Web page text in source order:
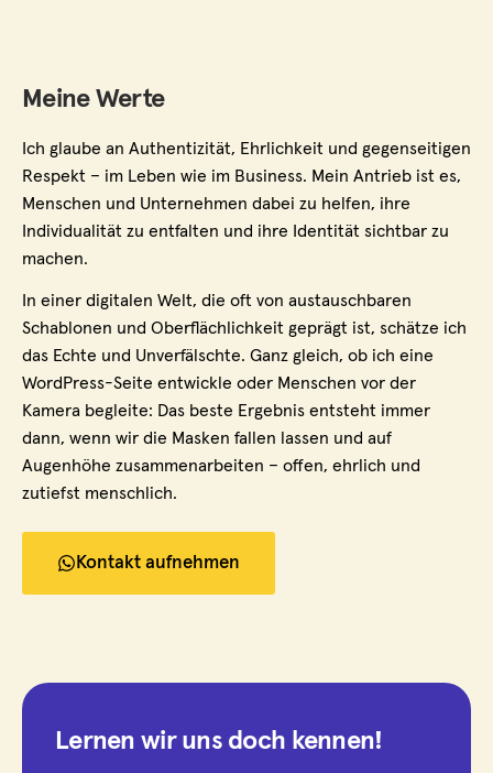
Meine Werte
Ich glaube an Authentizität, Ehrlichkeit und gegenseitigen
Respekt – im Leben wie im Business. Mein Antrieb ist es,
Menschen und Unternehmen dabei zu helfen, ihre
Individualität zu entfalten und ihre Identität sichtbar zu
machen.
In einer digitalen Welt, die oft von austauschbaren
Schablonen und Oberflächlichkeit geprägt ist, schätze ich
das Echte und Unverfälschte. Ganz gleich, ob ich eine
WordPress-Seite entwickle oder Menschen vor der
Kamera begleite: Das beste Ergebnis entsteht immer
dann, wenn wir die Masken fallen lassen und auf
Augenhöhe zusammenarbeiten – offen, ehrlich und
zutiefst menschlich.
Kontakt aufnehmen
Lernen wir uns doch kennen!